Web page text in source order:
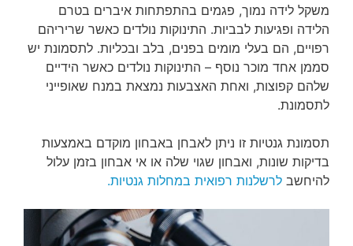
משקל לידה נמוך, פגמים בהתפתחות איברים בטרם
הלידה ופגיעות לבביות. התינוקות נולדים כאשר שריריהם
רפויים, הם בעלי מומים בפנים, בלב ובכליות. לתסמונת יש
סממן אחד מוכר נוסף – התינוקות נולדים כאשר הידיים
שלהם קפוצות, ואחת האצבעות נמצאת במנח שאופייני
לתסמונת.
תסמונת גנטיות זו ניתן לאבחן באבחון מוקדם באמצעות
בדיקות שונות, ואבחון שגוי שלה או אי אבחון בזמן עלול
להיחשב לרשלנות רפואית במחלות גנטיות.